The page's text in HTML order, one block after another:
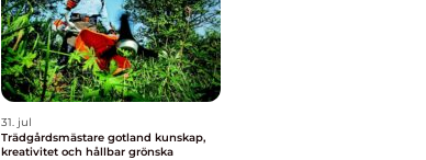
31. jul
Trädgårdsmästare gotland kunskap,
kreativitet och hållbar grönska